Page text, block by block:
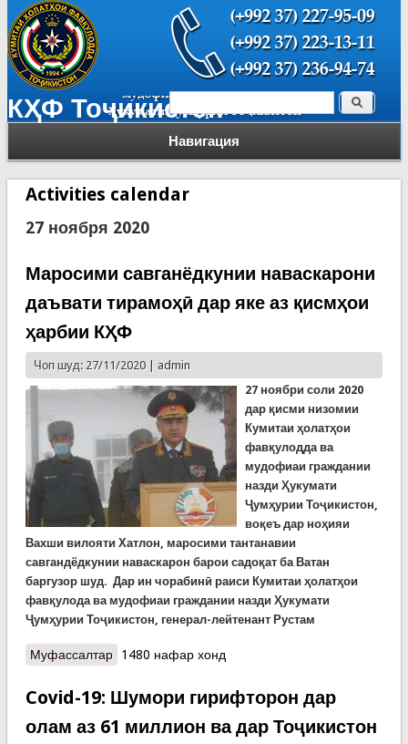
КҲФ Тоҷикистон
Навигация
Форма поиска Поиск
Activities calendar
27 ноября 2020
Маросими савганёдкунии наваскарони
даъвати тирамоҳӣ дар яке аз қисмҳои
ҳарбии КҲФ
Чоп шуд: 27/11/2020 | admin
27 ноябри соли 2020
дар қисми низомии
Кумитаи ҳолатҳои
фавқулодда ва
мудофиаи граждании
назди Ҳукумати
Ҷумҳурии Тоҷикистон,
воқеъ дар ноҳияи
Вахши вилояти Хатлон, маросими тантанавии
савгандёдкунии наваскарон барои садоқат ба Ватан
баргузор шуд. Дар ин чорабинӣ раиси Кумитаи ҳолатҳои
фавқулода ва мудофиаи граждании назди Ҳукумати
Ҷумҳурии Тоҷикистон, генерал-лейтенант Рустам
Муфассалтаро Маросими савганёдкунии наваскарони
КҲФ
1480 нафар хонд
Covid-19: Шумори гирифторон дар
олам аз 61 миллион ва дар Тоҷикистон